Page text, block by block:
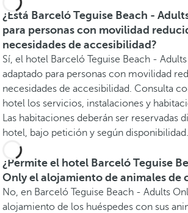
¿Está Barceló Teguise Beach -
para personas con movilidad
necesidades de accesibilidad?
Sí, el hotel Barceló Teguise Beach -
adaptado para personas con movilidad
necesidades de accesibilidad. Consulta
hotel los servicios, instalaciones y
Las habitaciones deberán ser reservadas
hotel, bajo petición y según disponibilidad.
¿Permite el hotel Barceló Teguise
Only el alojamiento de animales de
No, en Barceló Teguise Beach - Adults
alojamiento de los huéspedes con sus